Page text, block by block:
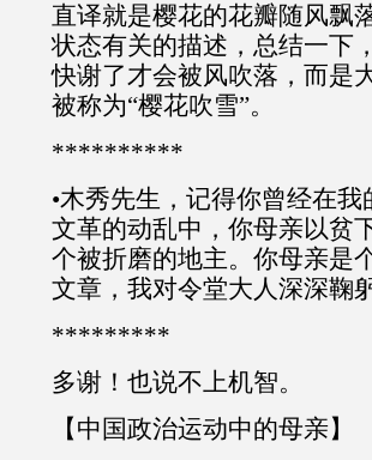
直译就是樱花的花瓣随风飘
状态有关的描述，总结一下
快谢了才会被风吹落，而是
被称为“樱花吹雪”。
**********
•木秀先生，记得你曾经在
文革的动乱中，你母亲以贫
个被折磨的地主。你母亲是
文章，我对令堂大人深深鞠
*********
多谢！也说不上机智。
【中国政治运动中的母亲】